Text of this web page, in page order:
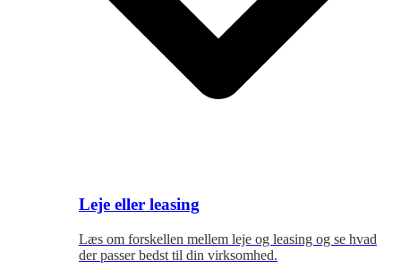
Leje eller leasing
Læs om forskellen mellem leje og leasing og se hvad
der passer bedst til din virksomhed.